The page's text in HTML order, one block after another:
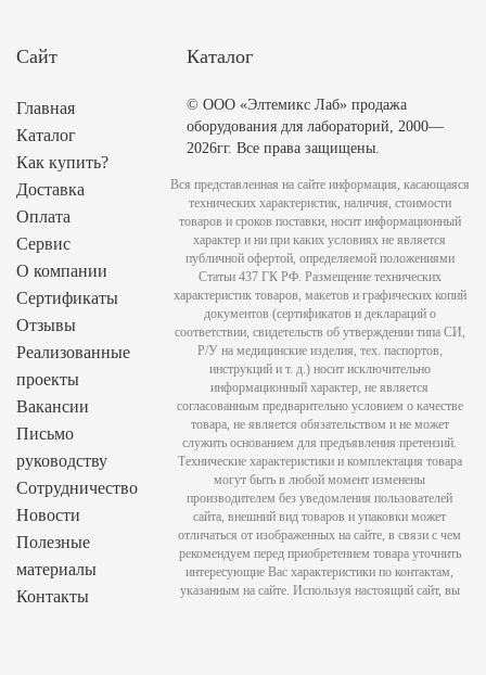
Сайт
Главная
Каталог
Как купить?
Доставка
Оплата
Сервис
О компании
Сертификаты
Отзывы
Реализованные
проекты
Вакансии
Письмо
руководству
Сотрудничество
Новости
Полезные
материалы
Контакты
Каталог
© ООО «Элтемикс Лаб» продажа
оборудования для лабораторий, 2000—
2026гг. Все права защищены.
Вся представленная на сайте информация, касающаяся
технических характеристик, наличия, стоимости
товаров и сроков поставки, носит информационный
характер и ни при каких условиях не является
публичной офертой, определяемой положениями
Статьи 437 ГК РФ. Размещение технических
характеристик товаров, макетов и графических копий
документов (сертификатов и деклараций о
соответствии, свидетельств об утверждении типа СИ,
Р/У на медицинские изделия, тех. паспортов,
инструкций и т. д.) носит исключительно
информационный характер, не является
согласованным предварительно условием о качестве
товара, не является обязательством и не может
служить основанием для предъявления претензий.
Технические характеристики и комплектация товара
могут быть в любой момент изменены
производителем без уведомления пользователей
сайта, внешний вид товаров и упаковки может
отличаться от изображенных на сайте, в связи с чем
рекомендуем перед приобретением товара уточнить
интересующие Вас характеристики по контактам,
указанным на сайте. Используя настоящий сайт, вы